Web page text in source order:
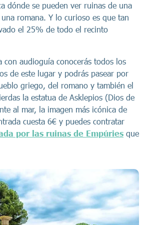
dónde se pueden ver ruinas de una
romana. Y lo curioso es que tan
el 25% de todo el recinto
con audioguía conocerás todos los
de este lugar y podrás pasear por
griego, del romano y también el
la estatua de Asklepios (Dios de
al mar, la imagen más icónica de
cuesta 6€ y puedes contratar
por las ruinas de Empúries que